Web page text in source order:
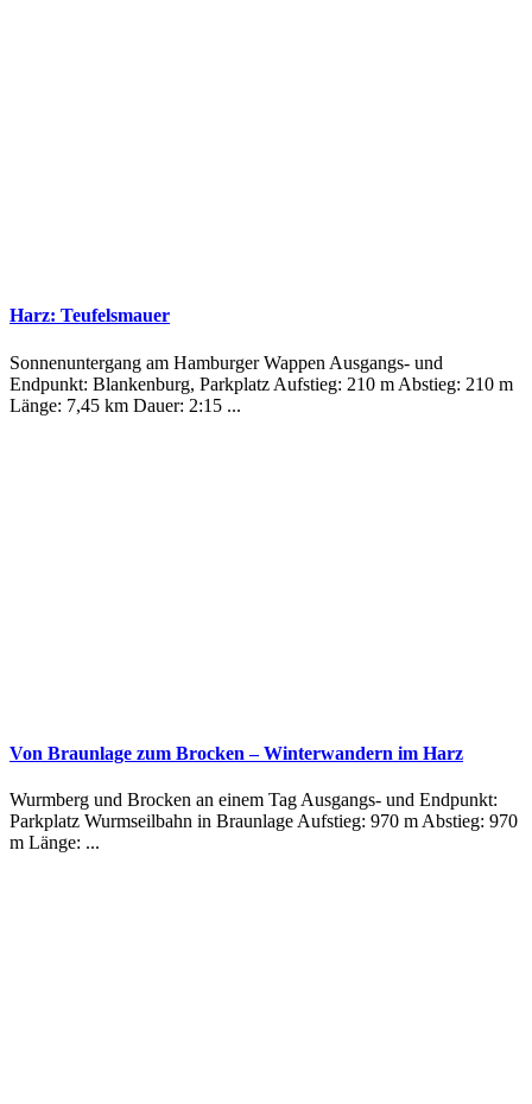
Harz: Teufelsmauer
Sonnenuntergang am Hamburger Wappen Ausgangs- und
Endpunkt: Blankenburg, Parkplatz Aufstieg: 210 m Abstieg: 210 m
Länge: 7,45 km Dauer: 2:15 ...
Von Braunlage zum Brocken – Winterwandern im Harz
Wurmberg und Brocken an einem Tag Ausgangs- und Endpunkt:
Parkplatz Wurmseilbahn in Braunlage Aufstieg: 970 m Abstieg: 970
m Länge: ...